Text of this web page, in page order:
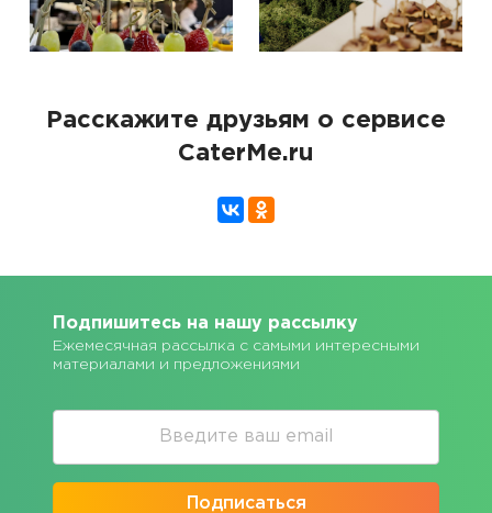
Расскажите друзьям о сервисе
CaterMe.ru
Подпишитесь на нашу рассылку
Ежемесячная рассылка с самыми интересными
материалами и предложениями
Подписаться